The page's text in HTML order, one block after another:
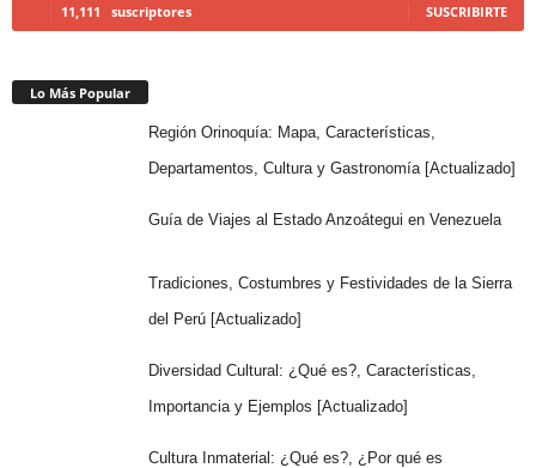
11,111 suscriptores SUSCRIBIRTE
Lo Más Popular
Región Orinoquía: Mapa, Características,
Departamentos, Cultura y Gastronomía [Actualizado]
Guía de Viajes al Estado Anzoátegui en Venezuela
Tradiciones, Costumbres y Festividades de la Sierra
del Perú [Actualizado]
Diversidad Cultural: ¿Qué es?, Características,
Importancia y Ejemplos [Actualizado]
Cultura Inmaterial: ¿Qué es?, ¿Por qué es